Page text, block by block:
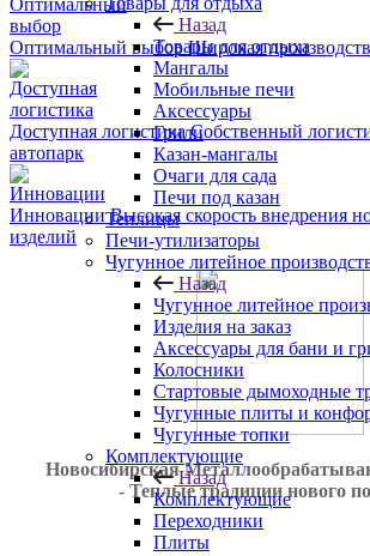
Назад
Товары для отдыха
Мангалы
Мобильные печи
Аксессуары
Грили
Казан-мангалы
Очаги для сада
Печи под казан
Теплицы
Печи-утилизаторы
Чугунное литейное
Назад
Чугунное литейное
Изделия на заказ
Аксессуары для бани и
Колосники
Стартовые дымоходные
Чугунные плиты и
Чугунные топки
Комплектующие
Назад
Комплектующие
Переходники
Плиты
Оптимальный выбор Широкая
Доступная логистика Собственный
автопарк
Инновации Высокая скорость внедрения
изделий
Новосибирская
- Теплые традиции нового